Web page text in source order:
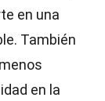
en una
También
en la